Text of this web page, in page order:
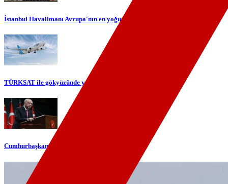
İstanbul Havalimanı Avrupa'nın en yoğun havalimanı oldu
TÜRKSAT ile gökyüzünde yerli internet dönemi başlıyor
Cumhurbaşkanı Erdoğan'dan telefon diplomasisi